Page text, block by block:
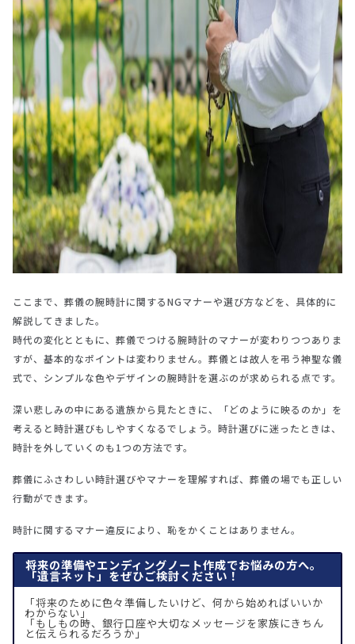
ここまで、葬儀の腕時計に関するNGマナーや選び方などを、具体的に
解説してきました。
時代の変化とともに、葬儀でつける腕時計のマナーが変わりつつありま
すが、基本的なポイントは変わりません。葬儀とは故人を弔う神聖な儀
式で、シンプルな色やデザインの腕時計を選ぶのが求められる点です。
深い悲しみの中にある遺族から見たときに、「どのように映るのか」を
考えると時計選びもしやすくなるでしょう。時計選びに迷ったときは、
時計を外していくのも1つの方法です。
葬儀にふさわしい時計選びやマナーを理解すれば、葬儀の場でも正しい
行動ができます。
時計に関するマナー違反により、恥をかくことはありません。
将来の準備やエンディングノート作成でお悩みの方へ。
「遺言ネット」をぜひご検討ください！
「将来のために色々準備したいけど、何から始めればいいか
わからない」
「もしもの時、銀行口座や大切なメッセージを家族にきちん
と伝えられるだろうか」